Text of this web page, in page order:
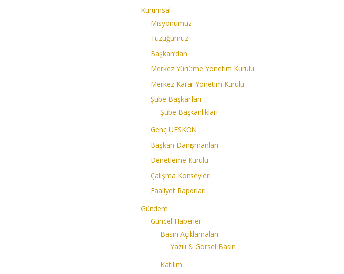
Kurumsal
Misyonumuz
Tüzüğümüz
Başkan’dan
Merkez Yürütme Yönetim Kurulu
Merkez Karar Yönetim Kurulu
Şube Başkanları
Şube Başkanlıkları
Genç UESKON
Başkan Danışmanları
Denetleme Kurulu
Çalışma Konseyleri
Faaliyet Raporları
Gündem
Güncel Haberler
Basın Açıklamaları
Yazılı & Görsel Basın
Katılım